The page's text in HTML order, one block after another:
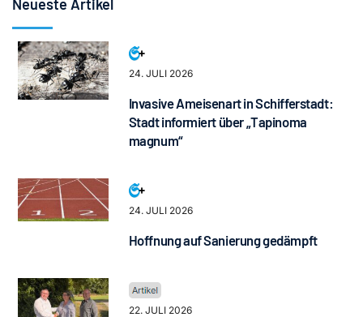
Neueste Artikel
24. JULI 2026
Invasive Ameisenart in Schifferstadt:
Stadt informiert über „Tapinoma
magnum“
24. JULI 2026
Hoffnung auf Sanierung gedämpft
22. JULI 2026